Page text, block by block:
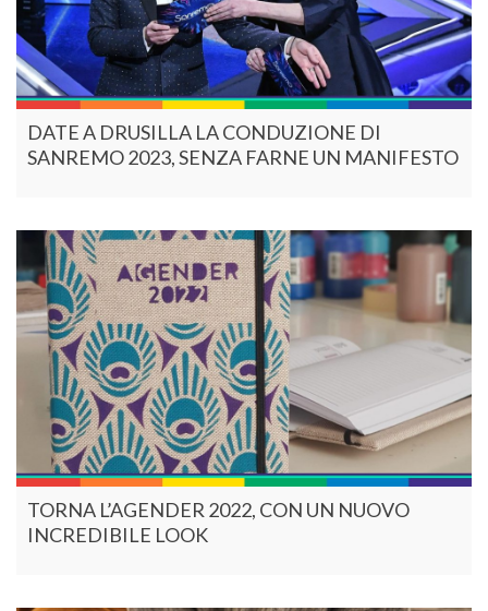
DATE A DRUSILLA LA CONDUZIONE DI
SANREMO 2023, SENZA FARNE UN MANIFESTO
TORNA L’AGENDER 2022, CON UN NUOVO
INCREDIBILE LOOK